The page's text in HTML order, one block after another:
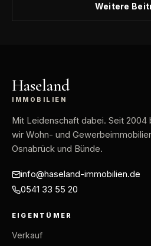
Weitere
Haseland
IMMOBILIEN
Mit Leidenschaft dabei. Seit 2004
wir Wohn- und
Osnabrück und Bünde.
info@haseland-immobilien.de
0541 33 55 20
EIGENTÜMER
Verkauf